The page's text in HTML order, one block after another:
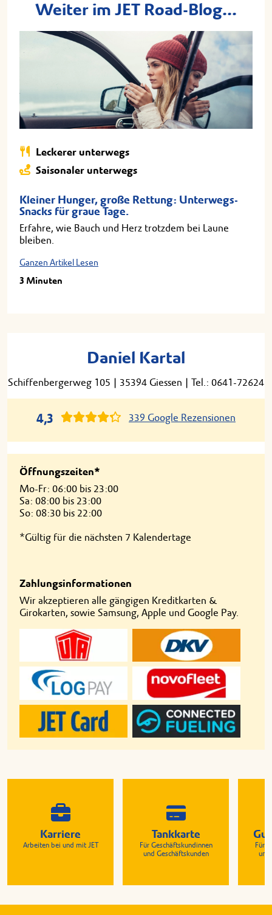
Weiter im JET Road-Blog...
Leckerer unterwegs
Saisonaler unterwegs
Kleiner Hunger, große Rettung: Unterwegs-
Snacks für graue Tage.
Erfahre, wie Bauch und Herz trotzdem bei Laune
bleiben.
Ganzen Artikel Lesen
3 Minuten
Daniel Kartal
Schiffenbergerweg 105 | 35394 Giessen | Tel.: 0641-72624
4,3 339 Google Rezensionen
Öffnungszeiten*
Mo-Fr: 06:00 bis 23:00
Sa: 08:00 bis 23:00
So: 08:30 bis 22:00
*Gültig für die nächsten 7 Kalendertage
Zahlungsinformationen
Wir akzeptieren alle gängigen Kreditkarten &
Girokarten, sowie Samsung, Apple und Google Pay.
Karriere
Arbeiten bei und mit JET
Tankkarte
Für Geschäftskundinnen
und Geschäftskunden
Für
und